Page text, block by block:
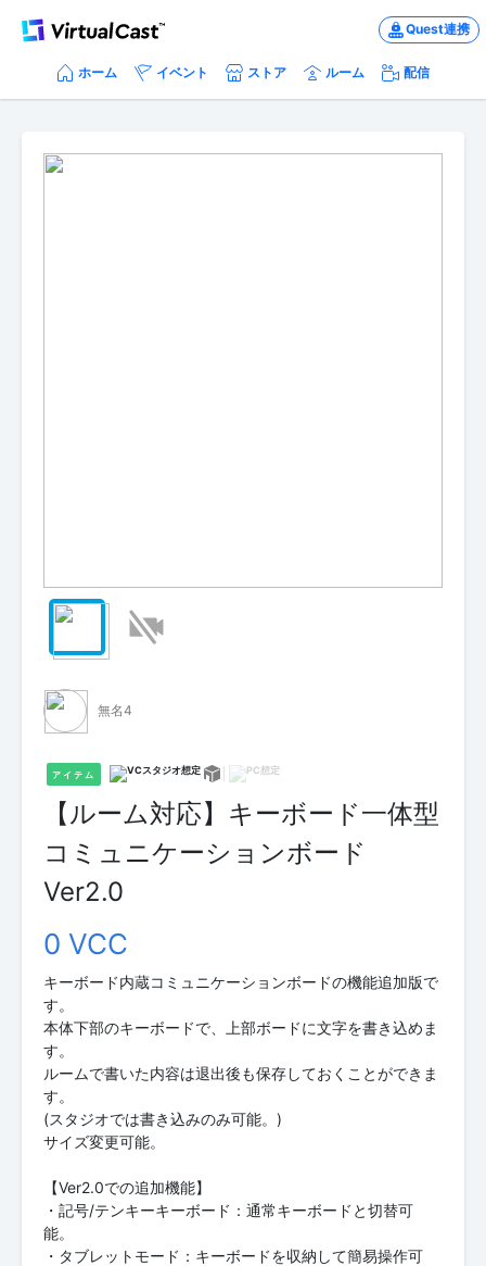
Quest連携
ホーム イベント ストア ルーム 配信
無名4
アイテム
【ルーム対応】キーボード一体型
コミュニケーションボード
Ver2.0
0 VCC
キーボード内蔵コミュニケーションボードの機能追加版で
す。
本体下部のキーボードで、上部ボードに文字を書き込めま
す。
ルームで書いた内容は退出後も保存しておくことができま
す。
(スタジオでは書き込みのみ可能。)
サイズ変更可能。
【Ver2.0での追加機能】
・記号/テンキーキーボード：通常キーボードと切替可
能。
・タブレットモード：キーボードを収納して簡易操作可